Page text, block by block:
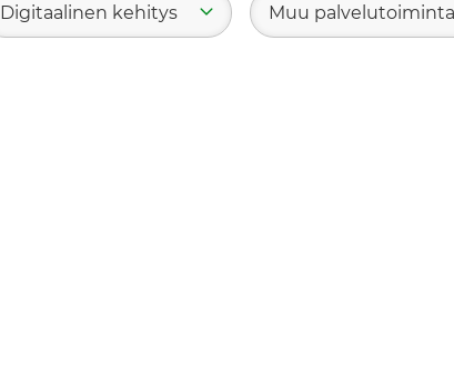
Digitaalinen kehitys Muu palvelutoiminta